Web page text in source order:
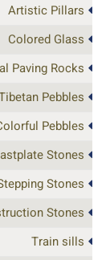
Artistic Pillars
Colored Glass
Paving Rocks
Pebbles
Pebbles
Stones
Stones
Stones
Train sills